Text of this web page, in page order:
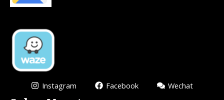
Instagram Facebook Wechat